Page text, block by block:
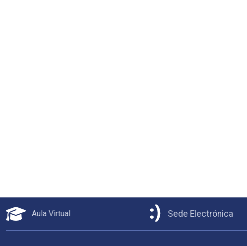
Aula Virtual Sede Electrónica